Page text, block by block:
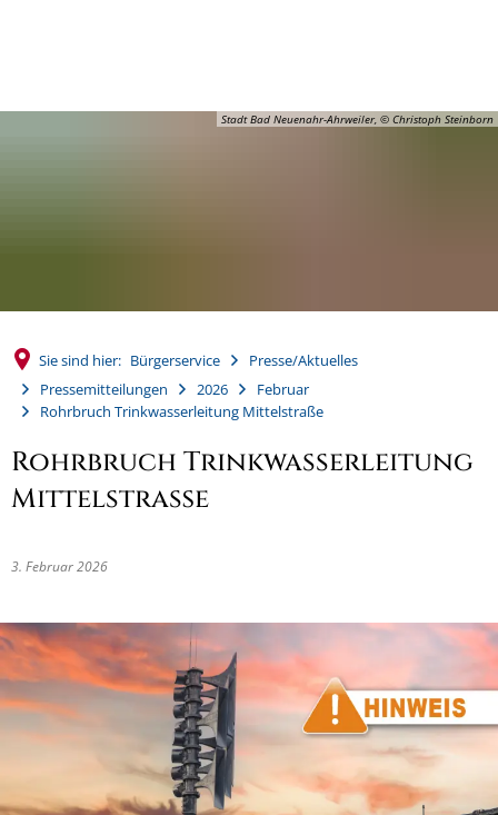
Stadt Bad Neuenahr-Ahrweiler, © Christoph Steinborn
Sie sind hier: Bürgerservice
Presse/Aktuelles
Pressemitteilungen
2026
Februar
Rohrbruch Trinkwasserleitung Mittelstraße
Rohrbruch Trinkwasserleitung
Mittelstraße
3. Februar 2026